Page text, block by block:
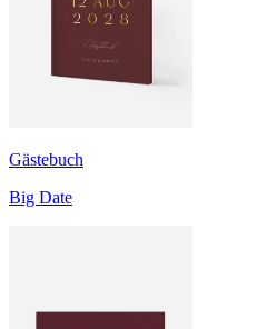
Gästebuch
Big Date